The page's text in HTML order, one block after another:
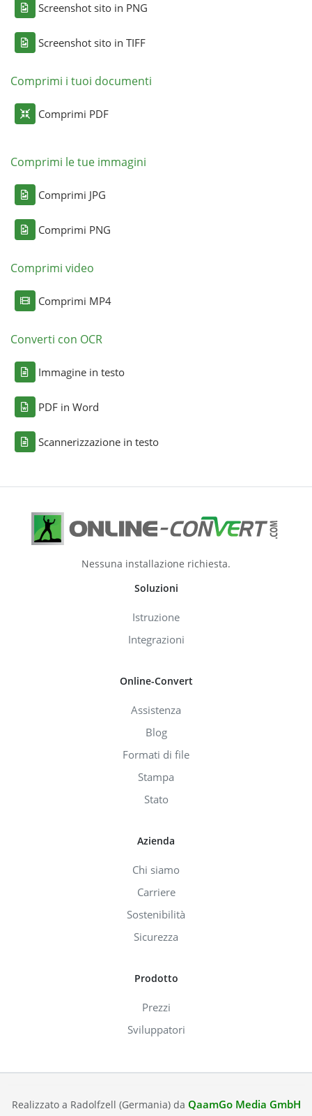
Screenshot sito in PNG
Screenshot sito in TIFF
Comprimi i tuoi documenti
Comprimi PDF
Comprimi le tue immagini
Comprimi JPG
Comprimi PNG
Comprimi video
Comprimi MP4
Converti con OCR
Immagine in testo
PDF in Word
Scannerizzazione in testo
Nessuna installazione richiesta.
Soluzioni
Istruzione
Integrazioni
Online-Convert
Assistenza
Blog
Formati di file
Stampa
Stato
Azienda
Chi siamo
Carriere
Sostenibilità
Sicurezza
Prodotto
Prezzi
Sviluppatori
Realizzato a Radolfzell (Germania) da QaamGo Media GmbH